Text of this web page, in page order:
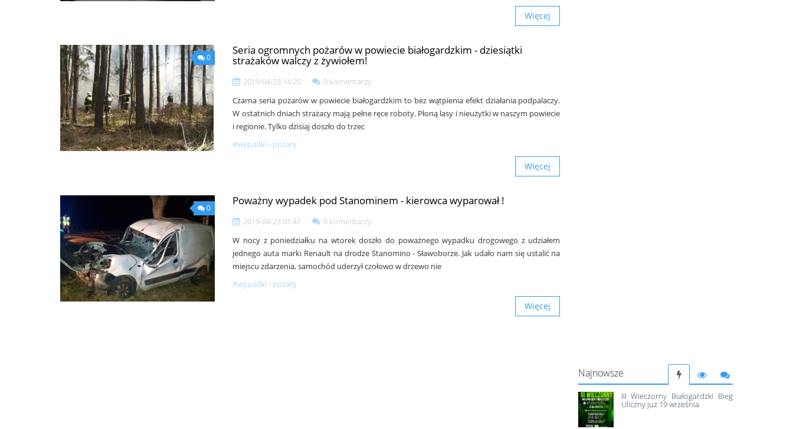
Najnowsze
III Wieczorny Białogardzki Bieg
Uliczny już 19 września
Więcej
0
Seria ogromnych pożarów w powiecie białogardzkim - dziesiątki
strażaków walczy z żywiołem!
2019-04-23 14:25
0 komentarzy
Czarna seria pożarów w powiecie białogardzkim to bez wątpienia efekt działania podpalaczy.
W ostatnich dniach strażacy mają pełne ręce roboty. Płoną lasy i nieużytki w naszym powiecie
i regionie. Tylko dzisiaj doszło do trzec
#wypadki - pożary
Więcej
0
Poważny wypadek pod Stanominem - kierowca wyparował !
2019-04-23 01:41
0 komentarzy
W nocy z poniedziałku na wtorek doszło do poważnego wypadku drogowego z udziałem
jednego auta marki Renault na drodze Stanomino - Sławoborze. Jak udało nam się ustalić na
miejscu zdarzenia, samochód uderzył czołowo w drzewo nie
#wypadki - pożary
Więcej